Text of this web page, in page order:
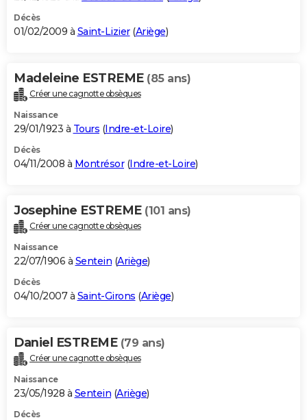
Décès
01/02/2009 à Saint-Lizier(Ariège)
Madeleine ESTREME (85 ans)
Créer une cagnotte obsèques
Naissance
29/01/1923 à Tours (Indre-et-Loire)
Décès
04/11/2008 à Montrésor(Indre-et-Loire)
Josephine ESTREME (101 ans)
Créer une cagnotte obsèques
Naissance
22/07/1906 à Sentein (Ariège)
Décès
04/10/2007 à Saint-Girons (Ariège)
Daniel ESTREME (79 ans)
Créer une cagnotte obsèques
Naissance
23/05/1928 à Sentein (Ariège)
Décès